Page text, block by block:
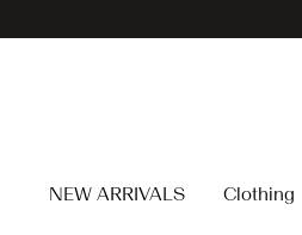
NEW ARRIVALS Clothing